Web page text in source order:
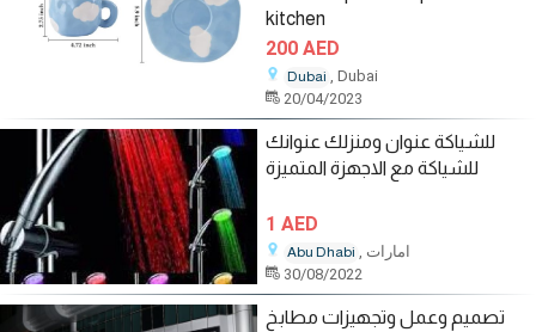
kitchen
200 AED
Dubai , Dubai
20/04/2023
للشياكة عنوان ومنزلك عنوانك
للشياكة مع الاجهزة المتميزة
1 AED
Abu Dhabi
, امارات
30/08/2022
تصميم وعمل وتجهيزات مطابخ